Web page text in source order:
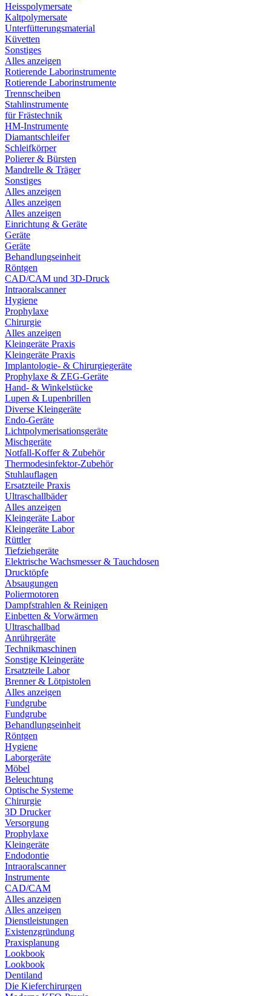
Heisspolymersate
Kaltpolymersate
Unterfütterungsmaterial
Küvetten
Sonstiges
Alles anzeigen
Rotierende Laborinstrumente
Rotierende Laborinstrumente
Trennscheiben
Stahlinstrumente
für Frästechnik
HM-Instrumente
Diamantschleifer
Schleifkörper
Polierer & Bürsten
Mandrelle & Träger
Sonstiges
Alles anzeigen
Alles anzeigen
Alles anzeigen
Einrichtung & Geräte
Geräte
Geräte
Behandlungseinheit
Röntgen
CAD/CAM und 3D-Druck
Intraoralscanner
Hygiene
Prophylaxe
Chirurgie
Alles anzeigen
Kleingeräte Praxis
Kleingeräte Praxis
Implantologie- & Chirurgiegeräte
Prophylaxe & ZEG-Geräte
Hand- & Winkelstücke
Lupen & Lupenbrillen
Diverse Kleingeräte
Endo-Geräte
Lichtpolymerisationsgeräte
Mischgeräte
Notfall-Koffer & Zubehör
Thermodesinfektor-Zubehör
Stuhlauflagen
Ersatzteile Praxis
Ultraschallbäder
Alles anzeigen
Kleingeräte Labor
Kleingeräte Labor
Rüttler
Tiefziehgeräte
Elektrische Wachsmesser & Tauchdosen
Drucktöpfe
Absaugungen
Poliermotoren
Dampfstrahlen & Reinigen
Einbetten & Vorwärmen
Ultraschallbad
Anrührgeräte
Technikmaschinen
Sonstige Kleingeräte
Ersatzteile Labor
Brenner & Lötpistolen
Alles anzeigen
Fundgrube
Fundgrube
Behandlungseinheit
Röntgen
Hygiene
Laborgeräte
Möbel
Beleuchtung
Optische Systeme
Chirurgie
3D Drucker
Versorgung
Prophylaxe
Kleingeräte
Endodontie
Intraoralscanner
Instrumente
CAD/CAM
Alles anzeigen
Alles anzeigen
Dienstleistungen
Existenzgründung
Praxisplanung
Lookbook
Lookbook
Dentiland
Die Kieferchirurgen